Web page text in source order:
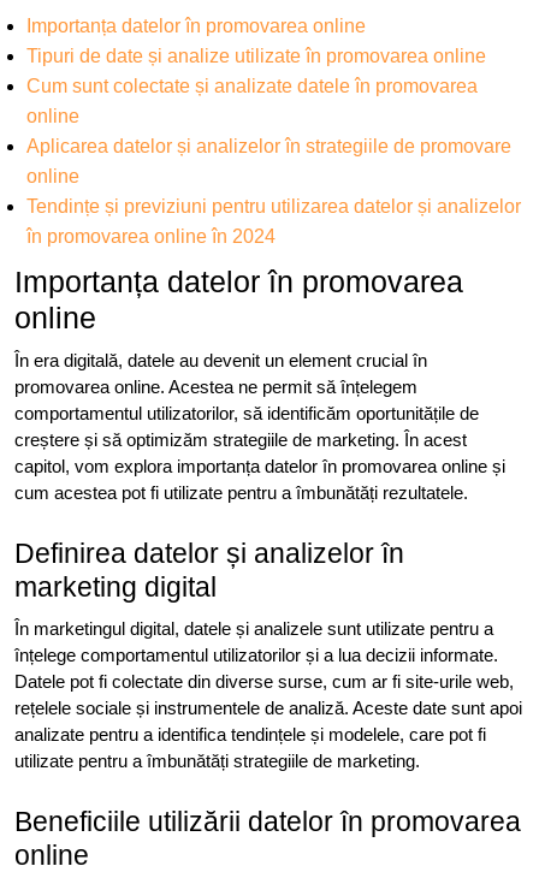
Importanța datelor în promovarea online
Tipuri de date și analize utilizate în promovarea online
Cum sunt colectate și analizate datele în promovarea
online
Aplicarea datelor și analizelor în strategiile de promovare
online
Tendințe și previziuni pentru utilizarea datelor și analizelor
în promovarea online în 2024
Importanța datelor în promovarea
online
În era digitală, datele au devenit un element crucial în
promovarea online. Acestea ne permit să înțelegem
comportamentul utilizatorilor, să identificăm oportunitățile de
creștere și să optimizăm strategiile de marketing. În acest
capitol, vom explora importanța datelor în promovarea online și
cum acestea pot fi utilizate pentru a îmbunătăți rezultatele.
Definirea datelor și analizelor în
marketing digital
În marketingul digital, datele și analizele sunt utilizate pentru a
înțelege comportamentul utilizatorilor și a lua decizii informate.
Datele pot fi colectate din diverse surse, cum ar fi site-urile web,
rețelele sociale și instrumentele de analiză. Aceste date sunt apoi
analizate pentru a identifica tendințele și modelele, care pot fi
utilizate pentru a îmbunătăți strategiile de marketing.
Beneficiile utilizării datelor în promovarea
online